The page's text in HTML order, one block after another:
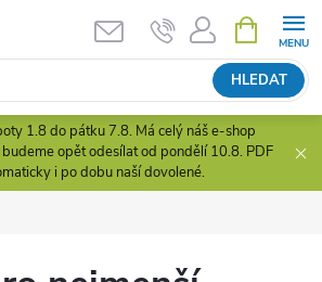
HLEDAT
NÁKUPNÍ
KOŠÍK
1.8 do pátku 7.8. Má celý náš e-shop
opět odesílat od pondělí 10.8. PDF
i po dobu naší dovolené.